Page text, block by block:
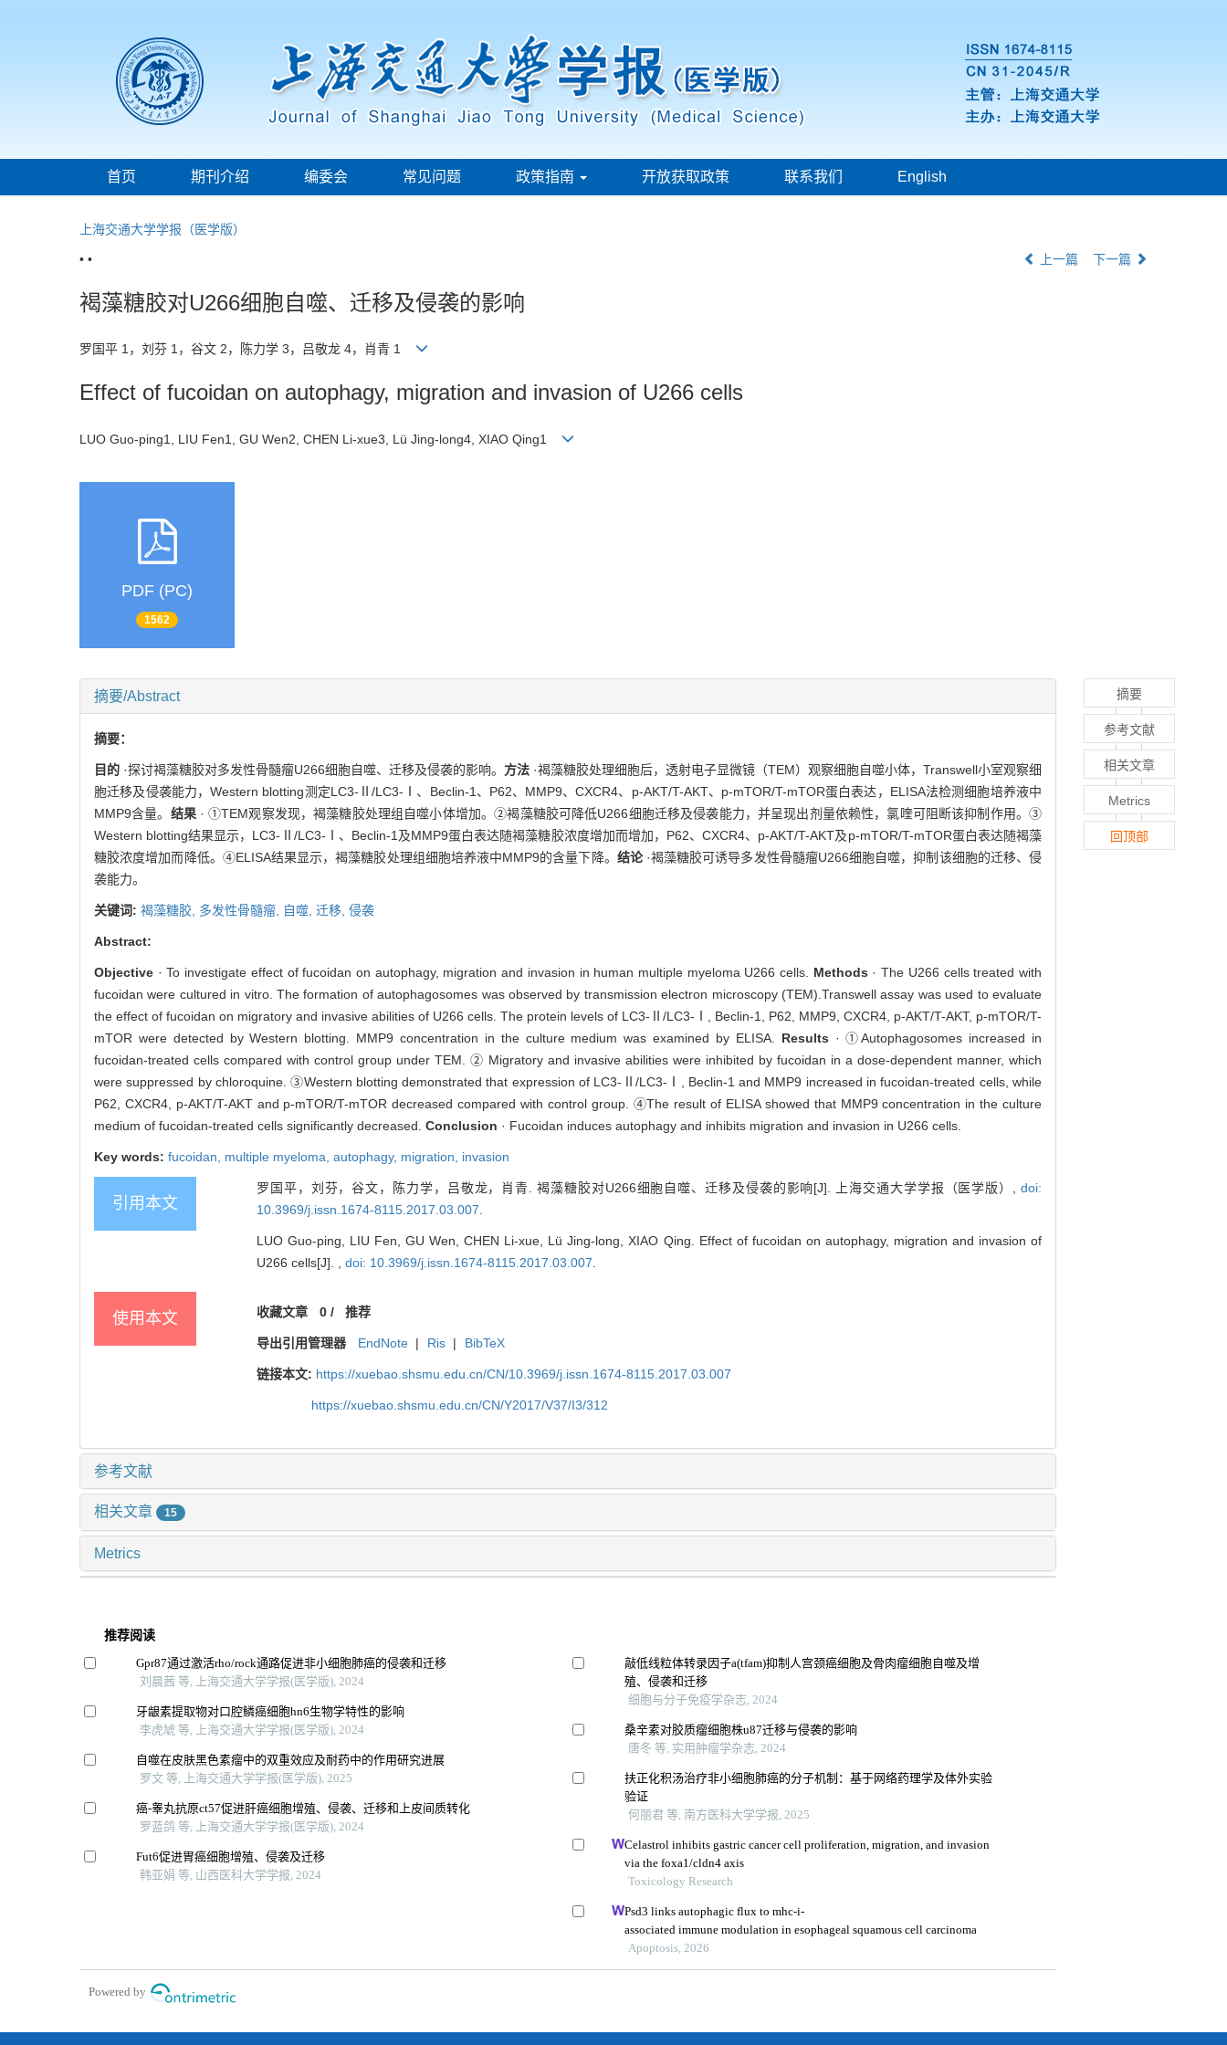
首页 期刊介绍 编委会 常见问题 政策指南 开放获取政策 联系我们 English
上海交通大学学报（医学版）
• • 上一篇 下一篇
褐藻糖胶对U266细胞自噬、迁移及侵袭的影响
罗国平 1，刘芬 1，谷文 2，陈力学 3，吕敬龙 4，肖青 1
Effect of fucoidan on autophagy, migration and invasion of U266 cells
LUO Guo-ping1, LIU Fen1, GU Wen2, CHEN Li-xue3, Lü Jing-long4, XIAO Qing1
PDF (PC)
1562
摘要/Abstract
摘要：
目的 ·探讨褐藻糖胶对多发性骨髓瘤U266细胞自噬、迁移及侵袭的影响。 方法 ·褐藻糖胶处理细胞后，透射电子显微镜（TEM）观察细胞自噬小体，Transwell小室观察细
胞迁移及侵袭能力，Western blotting测定LC3-Ⅱ/LC3-Ⅰ、Beclin-1、P62、MMP9、CXCR4、p-AKT/T-AKT、p-mTOR/T-mTOR蛋白表达，ELISA法检测细胞培养液中
MMP9含量。 结果· ①TEM观察发现，褐藻糖胶处理组自噬小体增加。②褐藻糖胶可降低U266细胞迁移及侵袭能力，并呈现出剂量依赖性，氯喹可阻断该抑制作用。③
Western blotting结果显示，LC3-Ⅱ/LC3-Ⅰ、Beclin-1及MMP9蛋白表达随褐藻糖胶浓度增加而增加，P62、CXCR4、p-AKT/T-AKT及p-mTOR/T-mTOR蛋白表达随褐藻
糖胶浓度增加而降低。④ELISA结果显示，褐藻糖胶处理组细胞培养液中MMP9的含量下降。 结论·褐藻糖胶可诱导多发性骨髓瘤U266细胞自噬，抑制该细胞的迁移、侵
袭能力。
关键词: 褐藻糖胶, 多发性骨髓瘤, 自噬, 迁移, 侵袭
Abstract:
Objective · To investigate effect of fucoidan on autophagy, migration and invasion in human multiple myeloma U266 cells. Methods · The U266 cells treated with
fucoidan were cultured in vitro. The formation of autophagosomes was observed by transmission electron microscopy (TEM).Transwell assay was used to evaluate
the effect of fucoidan on migratory and invasive abilities of U266 cells. The protein levels of LC3-Ⅱ/LC3-Ⅰ, Beclin-1, P62, MMP9, CXCR4, p-AKT/T-AKT, p-mTOR/T-
mTOR were detected by Western blotting. MMP9 concentration in the culture medium was examined by ELISA. Results · ①Autophagosomes increased in
fucoidan-treated cells compared with control group under TEM. ② Migratory and invasive abilities were inhibited by fucoidan in a dose-dependent manner, which
were suppressed by chloroquine. ③Western blotting demonstrated that expression of LC3-Ⅱ/LC3-Ⅰ, Beclin-1 and MMP9 increased in fucoidan-treated cells, while
P62, CXCR4, p-AKT/T-AKT and p-mTOR/T-mTOR decreased compared with control group. ④The result of ELISA showed that MMP9 concentration in the culture
medium of fucoidan-treated cells significantly decreased. Conclusion · Fucoidan induces autophagy and inhibits migration and invasion in U266 cells.
Key words: fucoidan, multiple myeloma, autophagy, migration, invasion
引用本文
罗国平，刘芬，谷文，陈力学，吕敬龙，肖青. 褐藻糖胶对U266细胞自噬、迁移及侵袭的影响[J]. 上海交通大学学报（医学版）, doi:
10.3969/j.issn.1674-8115.2017.03.007.
LUO Guo-ping, LIU Fen, GU Wen, CHEN Li-xue, Lü Jing-long, XIAO Qing. Effect of fucoidan on autophagy, migration and invasion of
U266 cells[J]. , doi: 10.3969/j.issn.1674-8115.2017.03.007.
使用本文 收藏文章 0/ 推荐
导出引用管理器 EndNote | Ris | BibTeX
链接本文: https://xuebao.shsmu.edu.cn/CN/10.3969/j.issn.1674-8115.2017.03.007
https://xuebao.shsmu.edu.cn/CN/Y2017/V37/I3/312
参考文献
相关文章 15
Metrics
推荐阅读
Gpr87通过激活rho/rock通路促进非小细胞肺癌的侵袭和迁移
刘晨茜 等, 上海交通大学学报(医学版), 2024
牙龈素提取物对口腔鳞癌细胞hn6生物学特性的影响
李虎虓 等, 上海交通大学学报(医学版), 2024
自噬在皮肤黑色素瘤中的双重效应及耐药中的作用研究进展
罗文 等, 上海交通大学学报(医学版), 2025
癌-睾丸抗原ct57促进肝癌细胞增殖、侵袭、迁移和上皮间质转化
罗蓝鸽 等, 上海交通大学学报(医学版), 2024
Fut6促进胃癌细胞增殖、侵袭及迁移
韩亚娟 等, 山西医科大学学报, 2024
敲低线粒体转录因子a(tfam)抑制人宫颈癌细胞及骨肉瘤细胞自噬及增
殖、侵袭和迁移
细胞与分子免疫学杂志, 2024
桑辛素对胶质瘤细胞株u87迁移与侵袭的影响
唐冬 等, 实用肿瘤学杂志, 2024
扶正化积汤治疗非小细胞肺癌的分子机制：基于网络药理学及体外实验
验证
何丽君 等, 南方医科大学学报, 2025
Celastrol inhibits gastric cancer cell proliferation, migration, and invasion
via the foxa1/cldn4 axis
Toxicology Research
Psd3 links autophagic flux to mhc-i-
associated immune modulation in esophageal squamous cell carcinoma
Apoptosis, 2026
Powered by
摘要
参考文献
相关文章
Metrics
回顶部